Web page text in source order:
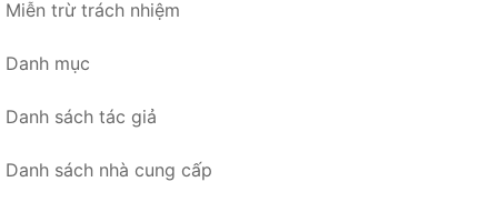
Miễn trừ trách nhiệm
Danh mục
Danh sách tác giả
Danh sách nhà cung cấp